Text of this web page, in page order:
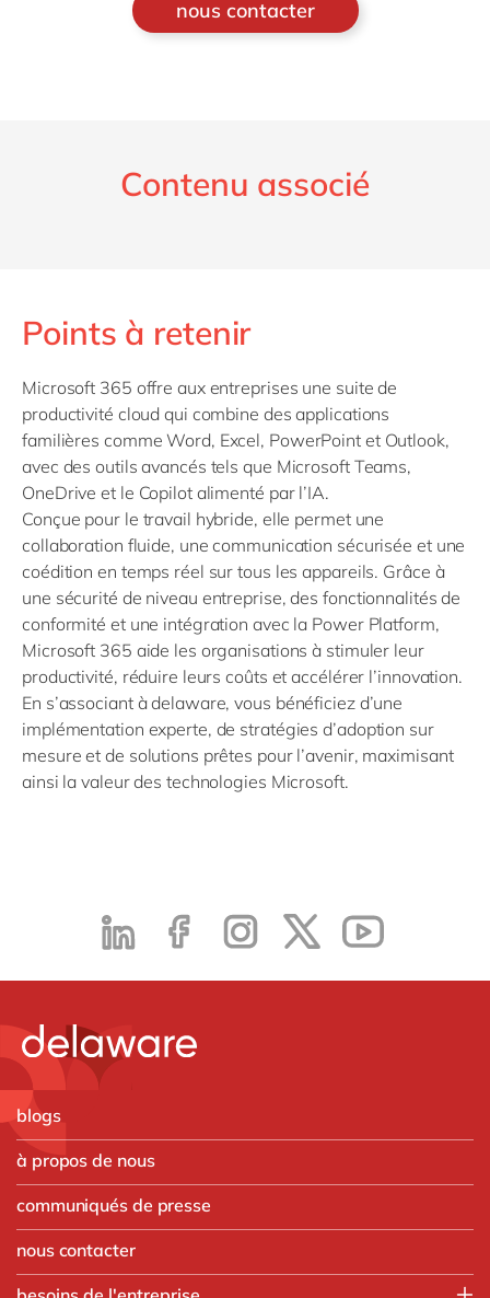
nous contacter
Contenu associé
Points à retenir
Microsoft 365 offre aux entreprises une suite de
productivité cloud qui combine des applications
familières comme Word, Excel, PowerPoint et Outlook,
avec des outils avancés tels que Microsoft Teams,
OneDrive et le Copilot alimenté par l’IA.
Conçue pour le travail hybride, elle permet une
collaboration fluide, une communication sécurisée et une
coédition en temps réel sur tous les appareils. Grâce à
une sécurité de niveau entreprise, des fonctionnalités de
conformité et une intégration avec la Power Platform,
Microsoft 365 aide les organisations à stimuler leur
productivité, réduire leurs coûts et accélérer l’innovation.
En s’associant à delaware, vous bénéficiez d’une
implémentation experte, de stratégies d’adoption sur
mesure et de solutions prêtes pour l’avenir, maximisant
ainsi la valeur des technologies Microsoft.
blogs
à propos de nous
communiqués de presse
nous contacter